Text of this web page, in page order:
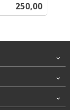
Pris
250,00